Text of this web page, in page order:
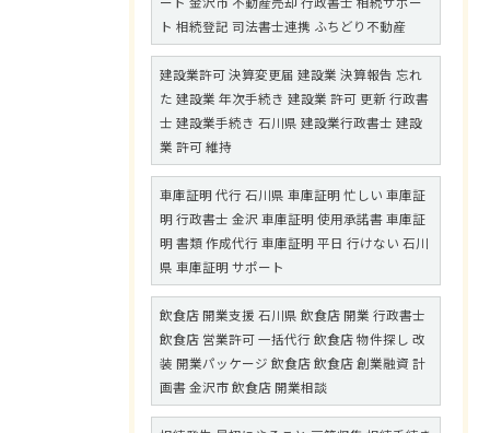
ト 相続登記 司法書士連携 ふちどり不動産
建設業許可 決算変更届 建設業 決算報告 忘れ
た 建設業 年次手続き 建設業 許可 更新 行政書
士 建設業手続き 石川県 建設業行政書士 建設
業 許可 維持
車庫証明 代行 石川県 車庫証明 忙しい 車庫証
明 行政書士 金沢 車庫証明 使用承諾書 車庫証
明 書類 作成代行 車庫証明 平日 行けない 石川
県 車庫証明 サポート
飲食店 開業支援 石川県 飲食店 開業 行政書士
飲食店 営業許可 一括代行 飲食店 物件探し 改
装 開業パッケージ 飲食店 飲食店 創業融資 計
画書 金沢市 飲食店 開業相談